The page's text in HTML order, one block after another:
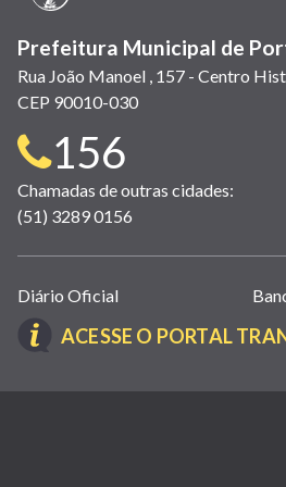
Prefeitura Municipal de
Rua João Manoel , 157 - Centro
CEP 90010-030
Telefone
para
contato:
156
Chamadas de outras cidades:
(51) 3289 0156
Links
úteis
(abrem
nova
Diário Oficial
ACESSE O PORTAL